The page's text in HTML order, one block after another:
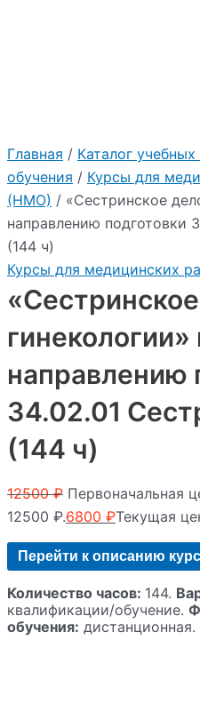
Главная / Каталог
обучения / Курсы для
(НМО) / «Сестринское
направлению подготовки
(144 ч)
Курсы для медицинских
гинекологии»
направлению
34.02.01
(144 ч)
12500₽ Первоначальная
12500 ₽.6800 ₽Текущая
Перейти к описанию
Количество часов: 144.
квалификации/обучение.
обучения: дистанционная.